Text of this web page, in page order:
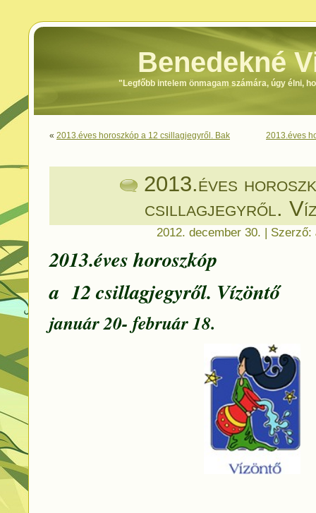
Benedekné
"Legfőbb intelem önmagam számára, úgy élni,
« 2013.éves horoszkóp a 12 csillagjegyről. Bak 2013.éves
2013.éves
csillagjegyről.
2012. december 30. | Szerző:
2013.éves horoszkóp
a 12 csillagjegyről. Vízöntő
január 20- február 18.